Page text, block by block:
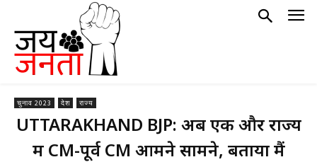
चुनाव 2023 देश राज्य
UTTARAKHAND BJP: अब एक और राज्य
में CM-पूर्व CM आमने सामने, बताया मैं